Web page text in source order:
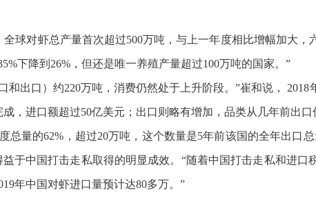
球对虾总产量首次超过500万吨，与上一年度相比增幅加大
下降到26%，但还是唯一养殖产量超过100万吨的国家。”
和出口）约220万吨，消费仍然处于上升阶段。”崔和说，
，进口额超过50亿美元；出口则略有增加，品类从几年前出口
总量的62%，超过20万吨，这个数量是5年前该国的全年出口
于中国打击走私取得的明显成效。“随着中国打击走私和进口
年中国对虾进口量预计达80多万。”